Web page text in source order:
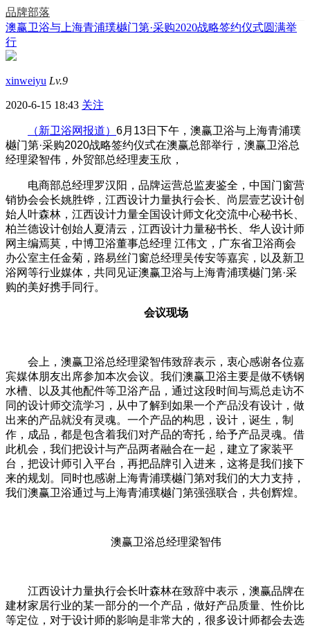
品牌部落
澳赢卫浴与上海青浦璞樾门第·采购2020战略签约仪式圆满举
行
xinweiyu Lv.9
2020-6-15 18:43 关注
（新卫浴网报道） 6月13日下午，澳赢卫浴与上海青浦璞
樾门第·采购2020战略签约仪式在澳赢总部举行，澳赢卫浴总
经理梁智伟，外贸部总经理麦玉欣，
电商部总经理罗汉阳，品牌运营总监麦鉴全，中国门窗营
销协会会长姚胜铧，江西设计力量执行会长、尚层壹艺设计创
始人叶森林，江西设计力量全国设计师文化交流中心秘书长、
柏兰德设计创始人夏清云，江西设计力量秘书长、华人设计师
网主编焉莫，中博卫浴董事总经理 江伟文，广东省卫浴商会
办公室主任金菊，路易丝门窗总经理吴传安等嘉宾，以及新卫
浴网等行业媒体，共同见证澳赢卫浴与上海青浦璞樾门第·采
购的美好携手同行。
会议现场
会上，澳赢卫浴总经理梁智伟致辞表示，衷心感谢各位嘉
宾媒体朋友出席参加本次会议。我们澳赢卫浴主要是做不锈钢
水槽、以及其他配件等卫浴产品，通过这段时间与焉总走访不
同的设计师交流学习，从中了解到如果一个产品没有设计，做
出来的产品就没有灵魂。一个产品的构思，设计，诞生，制
作，成品，都是包含着我们对产品的寄托，给予产品灵魂。借
此机会，我们把设计与产品两者融合在一起，建立了家装平
台，把设计师引入平台，再把品牌引入进来，这将是我们接下
来的规划。同时也感谢上海青浦璞樾门第对我们的大力支持，
我们澳赢卫浴通过与上海青浦璞樾门第强强联合，共创辉煌。
澳赢卫浴总经理梁智伟
江西设计力量执行会长叶森林在致辞中表示，澳赢品牌在
建材家居行业的某一部分的一个产品，做好产品质量、性价比
等定位，对于设计师的影响是非常大的，很多设计师都会去选